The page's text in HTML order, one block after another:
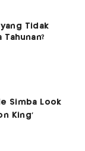
Tidak
Tahunan?